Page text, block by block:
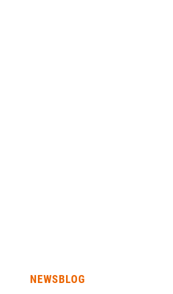
NEWSBLOG